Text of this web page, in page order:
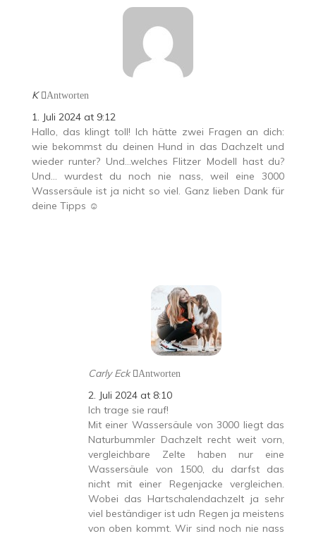
K Antworten
1. Juli 2024 at 9:12
Hallo, das klingt toll! Ich hätte zwei Fragen an dich:
wie bekommst du deinen Hund in das Dachzelt und
wieder runter? Und…welches Flitzer Modell hast du?
Und… wurdest du noch nie nass, weil eine 3000
Wassersäule ist ja nicht so viel. Ganz lieben Dank für
deine Tipps ☺️
Carly Eck Antworten
2. Juli 2024 at 8:10
Ich trage sie rauf!
Mit einer Wassersäule von 3000 liegt das
Naturbummler Dachzelt recht weit vorn,
vergleichbare Zelte haben nur eine
Wassersäule von 1500, du darfst das
nicht mit einer Regenjacke vergleichen.
Wobei das Hartschalendachzelt ja sehr
viel beständiger ist udn Regen ja meistens
von oben kommt. Wir sind noch nie nass